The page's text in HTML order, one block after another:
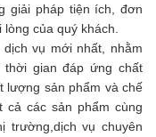
giải pháp tiện ích, đơn
của quý khách.
vụ mới nhất, nhằm
gian đáp ứng chất
lượng sản phẩm và chế
các sản phẩm cùng
trường,dịch vụ chuyên